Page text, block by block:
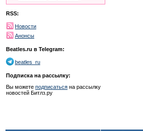
RSS:
Новости
Анонсы
Beatles.ru в Telegram:
beatles_ru
Подписка на рассылку:
Вы можете подписаться на рассылку
новостей Битлз.ру